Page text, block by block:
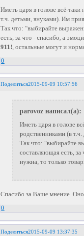
Иметь царя в голове всё-
т.ч. детьми, внуками). Им
Так что: "выбирайте
есть, за что - спасибо, а
911! , остальные могут и
0
Поделиться2015-09-09 10:57:56
parovoz написал(а):
Иметь царя в голове
родственниками (в
Так что: "выбирайте
составляющая есть,
нужна, то только
Спасибо за Ваше мнение.
0
Поделиться2015-09-09 13:37:35